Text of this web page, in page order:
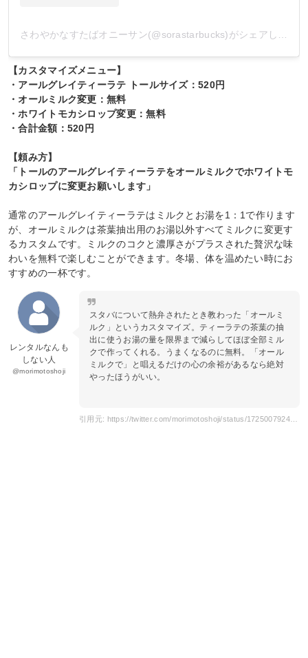
【カスタマイズメニュー】
・アールグレイティーラテ トールサイズ：520円
・オールミルク変更：無料
・ホワイトモカシロップ変更：無料
・合計金額：520円
【頼み方】
「トールのアールグレイティーラテをオールミルクでホワイトモ
カシロップに変更お願いします」
通常のアールグレイティーラテはミルクとお湯を1：1で作ります
が、オールミルクは茶葉抽出用のお湯以外すべてミルクに変更す
るカスタムです。ミルクのコクと濃厚さがプラスされた贅沢な味
わいを無料で楽しむことができます。冬場、体を温めたい時にお
すすめの一杯です。
レンタルなんも
しない人
@morimotoshoji
スタバについて熱弁されたとき教わった「オールミ
ルク」というカスタマイズ。ティーラテの茶葉の抽
出に使うお湯の量を限界まで減らしてほぼ全部ミル
クで作ってくれる。うまくなるのに無料。「オール
ミルクで」と唱えるだけの心の余裕があるなら絶対
やったほうがいい。
引用元: https://twitter.com/morimotoshoji/status/1725007924354032025